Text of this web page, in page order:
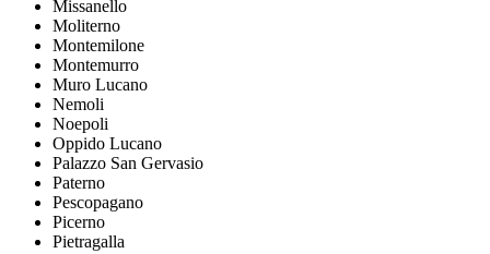
Missanello
Moliterno
Montemilone
Montemurro
Muro Lucano
Nemoli
Noepoli
Oppido Lucano
Palazzo San Gervasio
Paterno
Pescopagano
Picerno
Pietragalla